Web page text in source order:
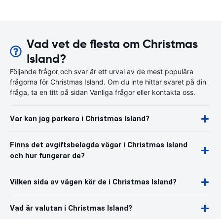
Vad vet de flesta om Christmas
Island?
Följande frågor och svar är ett urval av de mest populära
frågorna för Christmas Island. Om du inte hittar svaret på din
fråga, ta en titt på sidan Vanliga frågor eller kontakta oss.
Var kan jag parkera i Christmas Island?
Finns det avgiftsbelagda vägar i Christmas Island
och hur fungerar de?
Vilken sida av vägen kör de i Christmas Island?
Vad är valutan i Christmas Island?